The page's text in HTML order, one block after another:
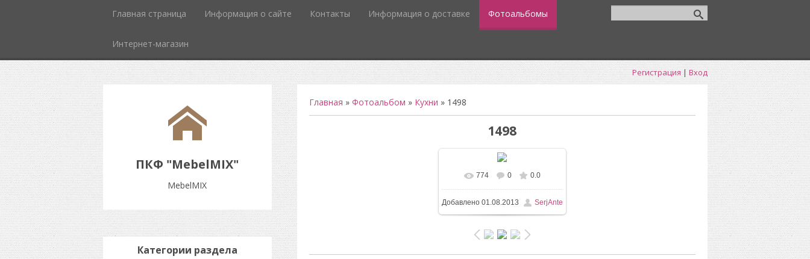
Главная страница Информация о сайте Контакты Информация о доставке Фотоальбомы
Интернет-магазин
Регистрация | Вход
ПКФ "MebelMIX"
MebelMIX
Главная » Фотоальбом » Кухни » 1498
1498
В реальном размере
1200x1600/ 122.6Kb
774 0 0.0
Добавлено01.08.2013 SerjAnte
Категории раздела